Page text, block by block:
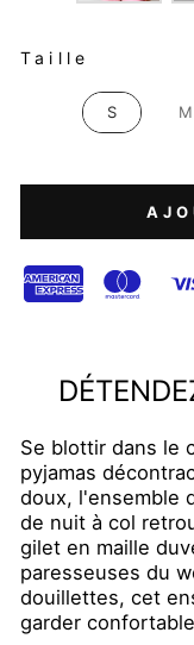
Taille
S M
Se blottir dans le
pyjamas
doux, l'ensemble
de nuit à col
gilet en maille
paresseuses du
douillettes, cet
garder